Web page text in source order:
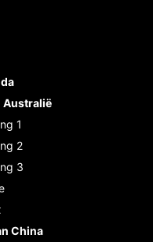
Australië
1
2
3
China